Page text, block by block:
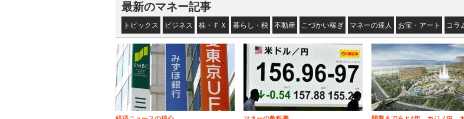
最新のマネー記事
トピックス ビジネス 株・ＦＸ 暮らし・税 不動産 こづかい稼ぎ マネーの達人 お宝・アート コラ